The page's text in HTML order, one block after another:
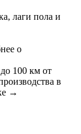
лаги пола и
о
100 км от
в
→